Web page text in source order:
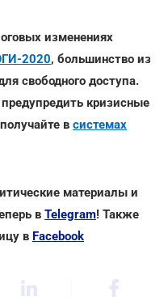
изменениях
2020, большинство из
свободного доступа.
кризисные
в системах
материалы и
в Telegram! Также
в Facebook